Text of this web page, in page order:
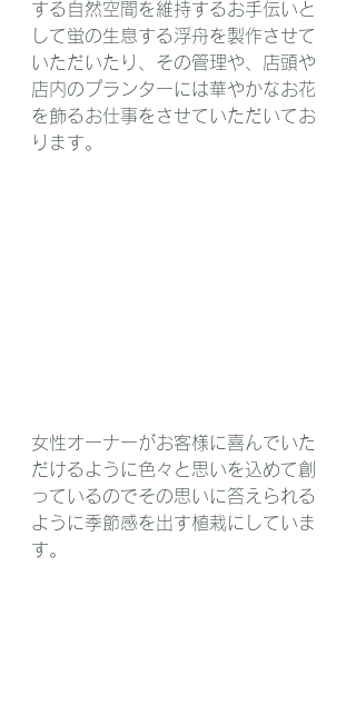
する自然空間を維持するお手伝いと
して蛍の生息する浮舟を製作させて
いただいたり、その管理や、店頭や
店内のプランターには華やかなお花
を飾るお仕事をさせていただいてお
ります。
女性オーナーがお客様に喜んでいた
だけるように色々と思いを込めて創
っているのでその思いに答えられる
ように季節感を出す植栽にしていま
す。